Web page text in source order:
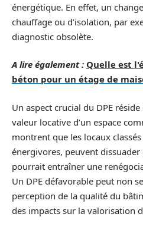
énergétique. En effet, un
chauffage ou d’isolation, par
diagnostic obsolète.
A lire également : Quelle est
béton pour un étage de
Un aspect crucial du DPE
valeur locative d’un espace
montrent que les locaux
énergivores, peuvent
pourrait entraîner une
Un DPE défavorable peut non
perception de la qualité du
des impacts sur la valorisation